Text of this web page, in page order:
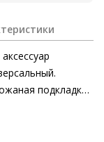
подкладка
Эта